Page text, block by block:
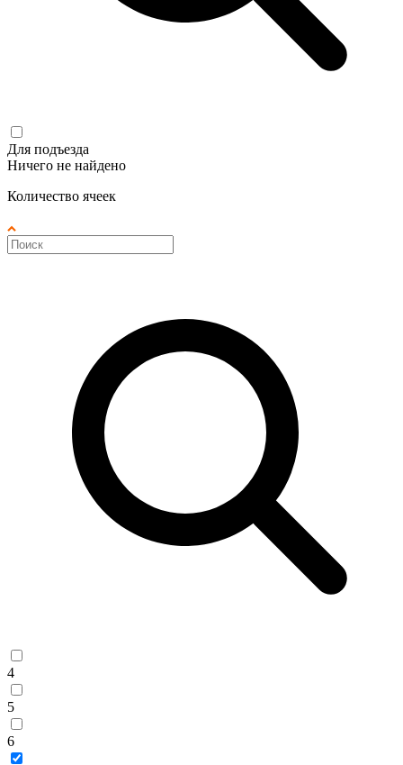
Для подъезда
Ничего не найдено
Количество ячеек
4
5
6